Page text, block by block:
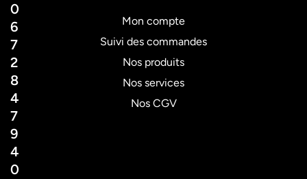
0
6
7
2
8
4
7
9
4
0
Mon compte
Suivi des commandes
Nos produits
Nos services
Nos CGV